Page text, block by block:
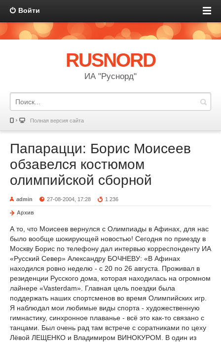
Войти
RUSNORD
ИА "Руснорд"
Полная версия сайта
Папарацци: Борис Моисеев
обзавелся костюмом
олимпийской сборной
admin 27-08-2004, 17:28 1 236
Архив
А то, что Моисеев вернулся с Олимпиады в Афинах, для нас
было вообще шокирующей новостью! Сегодня по приезду в
Москву Борис по телефону дал интервью корреспонденту ИА
«Русский Север» Александру БОЧНЕВУ: «В Афинах
находился ровно неделю - с 20 по 26 августа. Проживал в
резиденции Русского дома, которая находилась на огромном
лайнере «Vasterdam». Главная цель поездки была
поддержать наших спортсменов во время Олимпийских игр.
Я наблюдал мои любимые виды спорта - художественную
гимнастику, синхронное плаванье - всё это как-то связано с
танцами. Был очень рад там встрече с соратниками по цеху
Лёвой ЛЕЩЕНКО и Владимиром ВИНОКУРОМ. В один из